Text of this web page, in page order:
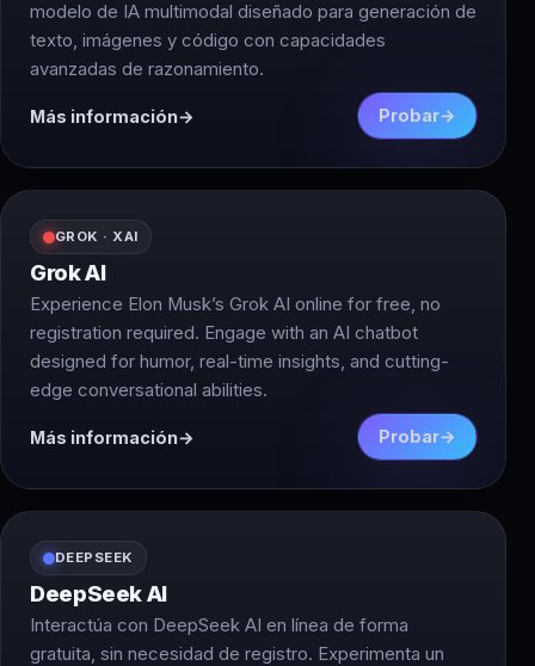
modelo de IA multimodal diseñado para generación de
texto, imágenes y código con capacidades
avanzadas de razonamiento.
Más información Probar
GROK · XAI
Grok AI
Experience Elon Musk’s Grok AI online for free, no
registration required. Engage with an AI chatbot
designed for humor, real-time insights, and cutting-
edge conversational abilities.
Más información Probar
DEEPSEEK
DeepSeek AI
Interactúa con DeepSeek AI en línea de forma
gratuita, sin necesidad de registro. Experimenta un